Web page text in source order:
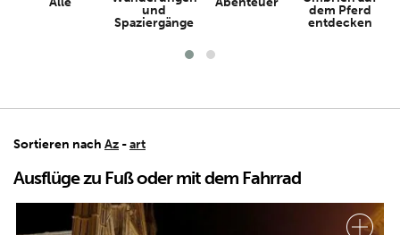
und
Spaziergänge
dem Pferd
entdecken
Sortieren nach Az -art
Ausflüge zu Fuß oder mit dem Fahrrad